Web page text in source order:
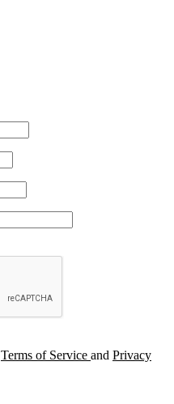
Terms of Service and Privacy